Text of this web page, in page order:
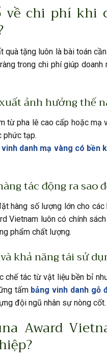
về chi phí khi
quà tặng luôn là bài toán
trong chi phí giúp
ảnh hưởng thế
từ pha lê cao cấp hoặc mạ
phức tạp.
vinh danh mạ vàng có bền
tác động ra sao
hàng số lượng lớn cho
Vietnam luôn có chính
phẩm chất lượng.
khả năng tái sử
chế tác từ vật liệu bền bỉ
tấm bảng vinh danh gỗ
đội ngũ nhân sự nòng cốt.
Award